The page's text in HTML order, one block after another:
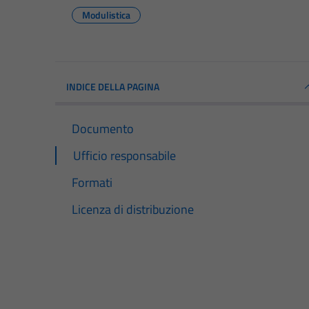
Modulistica
INDICE DELLA PAGINA
Documento
Ufficio responsabile
Formati
Licenza di distribuzione